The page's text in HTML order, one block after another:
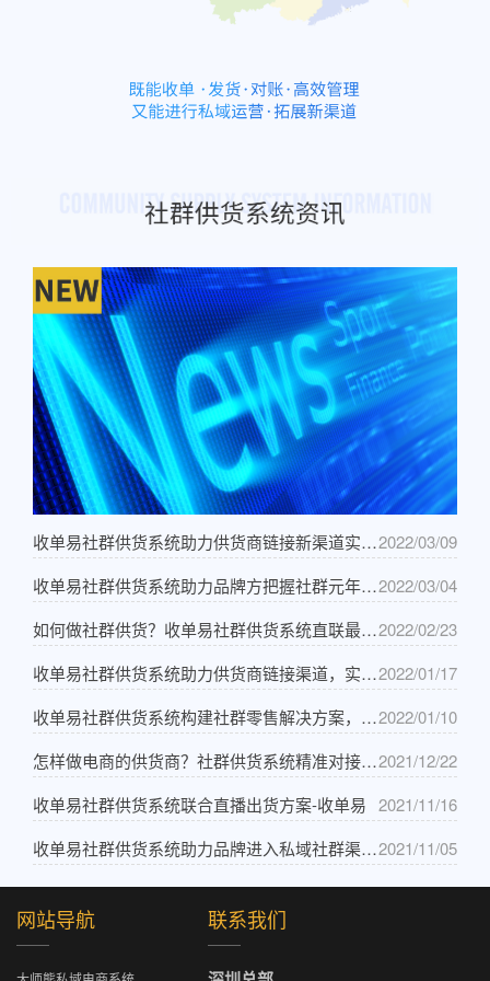
2022/03/09
收单易社群供货系统助力供货商链接新渠道实现
业绩增长-收单易
2022/03/04
收单易社群供货系统助力品牌方把握社群元年机
遇-收单易
2022/02/23
如何做社群供货？收单易社群供货系统直联最佳
路径-收单易
2022/01/17
收单易社群供货系统助力供货商链接渠道，实现
销售增长-收单易
2022/01/10
收单易社群供货系统构建社群零售解决方案，提
升供销效率-收单易
2021/12/22
怎样做电商的供货商？社群供货系统精准对接团
购资源-收单易
2021/11/16
收单易社群供货系统联合直播出货方案-收单易
2021/11/05
收单易社群供货系统助力品牌进入私域社群渠
网站导航 联系我们